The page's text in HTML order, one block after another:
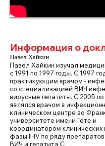
Информация о
Павел Хайкин
Павел Хайкин изучал
с 1991 по 1997 годы. С 1997
практикующим врачом -
со специализацией ВИЧ
вирусные гепатиты. С 2005
являлся врачом в
клиническом центре во
университете имени Гёте и
координатором клинических
фазы II-IV по ряду
ВИЧ и гепатита С.